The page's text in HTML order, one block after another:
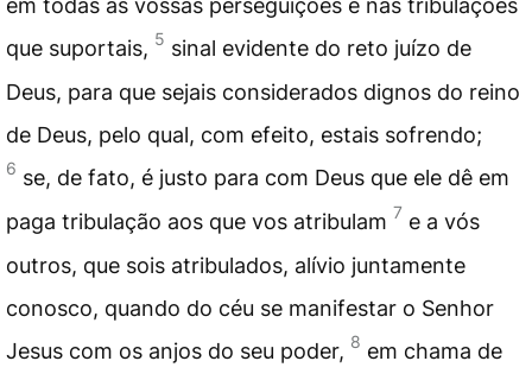
que suportais, 5 sinal evidente do reto juízo de
Deus, para que sejais considerados dignos do reino
de Deus, pelo qual, com efeito, estais sofrendo;
6 se, de fato, é justo para com Deus que ele dê em
paga tribulação aos que vos atribulam 7 e a vós
outros, que sois atribulados, alívio juntamente
conosco, quando do céu se manifestar o Senhor
Jesus com os anjos do seu poder, 8 em chama de